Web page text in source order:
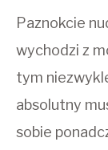
Paznokcie
wychodzi z
tym
absolutny
sobie